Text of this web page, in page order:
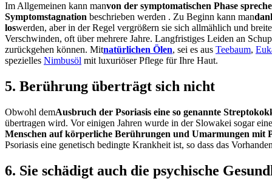
Im Allgemeinen kann manvon der symptomatischen Phase
Symptomstagnation beschrieben werden . Zu Beginn kann man
loswerden, aber in der Regel vergrößern sie sich allmählich und
Verschwinden, oft über mehrere Jahre. Langfristiges Leiden an
zurückgehen können. Mitnatürlichen Ölen, sei es aus Teebaum,
spezielles Nimbusöl mit luxuriöser Pflege für Ihre Haut.
5. Berührung überträgt sich nicht
Obwohl demAusbruch der Psoriasis eine so genannte
übertragen wird. Vor einigen Jahren wurde in der Slowakei sogar
Menschen auf körperliche Berührungen und Umarmungen mit
Psoriasis eine genetisch bedingte Krankheit ist, so dass das
6. Sie schädigt auch die psychische